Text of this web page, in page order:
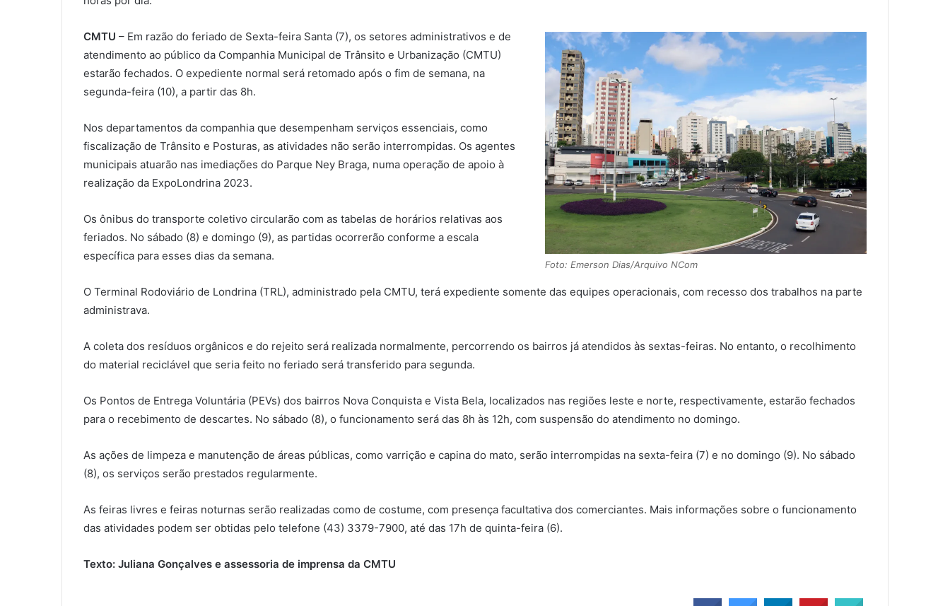
Foto: Emerson Dias/Arquivo NCom
CMTU – Em razão do feriado de Sexta-feira Santa (7), os setores administrativos e de
atendimento ao público da Companhia Municipal de Trânsito e Urbanização (CMTU)
estarão fechados. O expediente normal será retomado após o fim de semana, na
segunda-feira (10), a partir das 8h.
Nos departamentos da companhia que desempenham serviços essenciais, como
fiscalização de Trânsito e Posturas, as atividades não serão interrompidas. Os agentes
municipais atuarão nas imediações do Parque Ney Braga, numa operação de apoio à
realização da ExpoLondrina 2023.
Os ônibus do transporte coletivo circularão com as tabelas de horários relativas aos
feriados. No sábado (8) e domingo (9), as partidas ocorrerão conforme a escala
específica para esses dias da semana.
O Terminal Rodoviário de Londrina (TRL), administrado pela CMTU, terá expediente somente das equipes operacionais, com recesso dos trabalhos na parte
administrava.
A coleta dos resíduos orgânicos e do rejeito será realizada normalmente, percorrendo os bairros já atendidos às sextas-feiras. No entanto, o recolhimento
do material reciclável que seria feito no feriado será transferido para segunda.
Os Pontos de Entrega Voluntária (PEVs) dos bairros Nova Conquista e Vista Bela, localizados nas regiões leste e norte, respectivamente, estarão fechados
para o recebimento de descartes. No sábado (8), o funcionamento será das 8h às 12h, com suspensão do atendimento no domingo.
As ações de limpeza e manutenção de áreas públicas, como varrição e capina do mato, serão interrompidas na sexta-feira (7) e no domingo (9). No sábado
(8), os serviços serão prestados regularmente.
As feiras livres e feiras noturnas serão realizadas como de costume, com presença facultativa dos comerciantes. Mais informações sobre o funcionamento
das atividades podem ser obtidas pelo telefone (43) 3379-7900, até das 17h de quinta-feira (6).
Texto: Juliana Gonçalves e assessoria de imprensa da CMTU